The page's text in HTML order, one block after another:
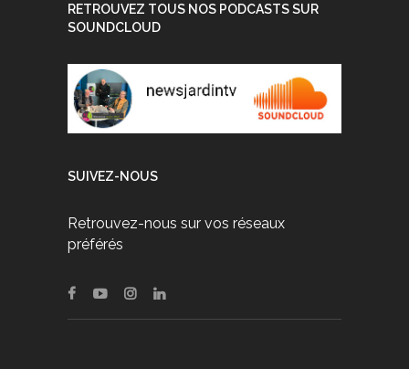
RETROUVEZ TOUS NOS PODCASTS SUR
SOUNDCLOUD
SUIVEZ-NOUS
Retrouvez-nous sur vos réseaux
préférés